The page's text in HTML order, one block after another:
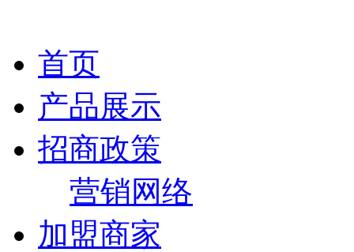
首页
产品展示
招商政策
营销网络
加盟商家